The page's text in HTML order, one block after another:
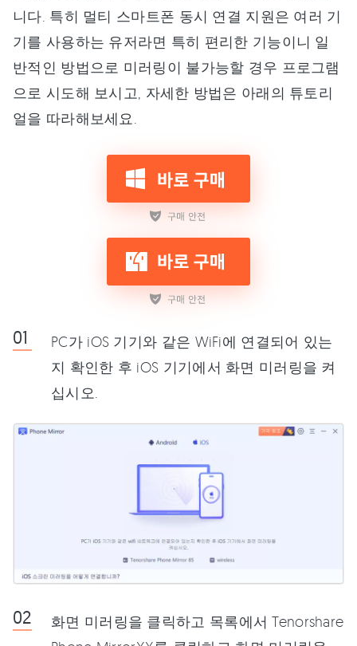
니다. 특히 멀티 스마트폰 동시 연결 지원은 여러 기
기를 사용하는 유저라면 특히 편리한 기능이니 일
반적인 방법으로 미러링이 불가능할 경우 프로그램
으로 시도해 보시고, 자세한 방법은 아래의 튜토리
얼을 따라해보세요.
PC가 iOS 기기와 같은 WiFi에 연결되어 있는
지 확인한 후 iOS 기기에서 화면 미러링을 켜
십시오.
화면 미러링을 클릭하고 목록에서 Tenorshare